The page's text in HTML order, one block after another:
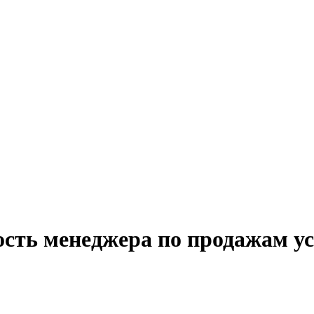
менеджера по продажам